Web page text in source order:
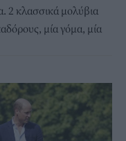
2 κλασσικά μολύβια
μία γόμα, μία